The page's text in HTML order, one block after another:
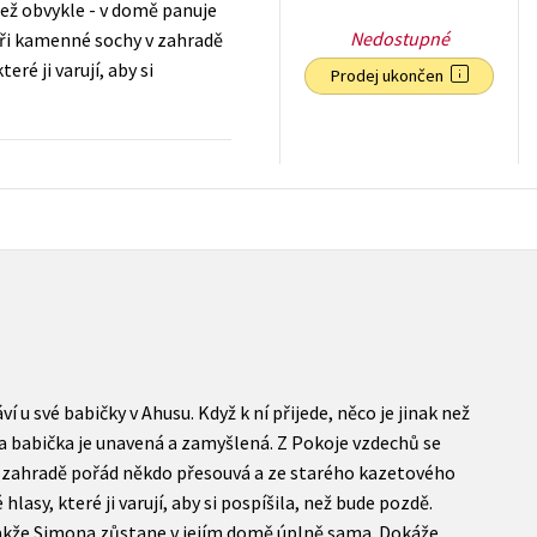
obvykle - v domě panuje
kamenné sochy v zahradě
ji varují, aby si
Nedostupné
Prodej ukončen
u své babičky v Ahusu. Když k ní přijede, něco je jinak než
je unavená a zamyšlená. Z Pokoje vzdechů se
pořád někdo přesouvá a ze starého kazetového
které ji varují, aby si pospíšila, než bude pozdě.
Simona zůstane v jejím domě úplně sama. Dokáže